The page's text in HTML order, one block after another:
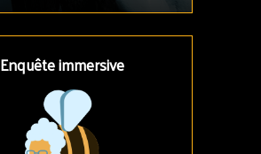
Enquête immersive